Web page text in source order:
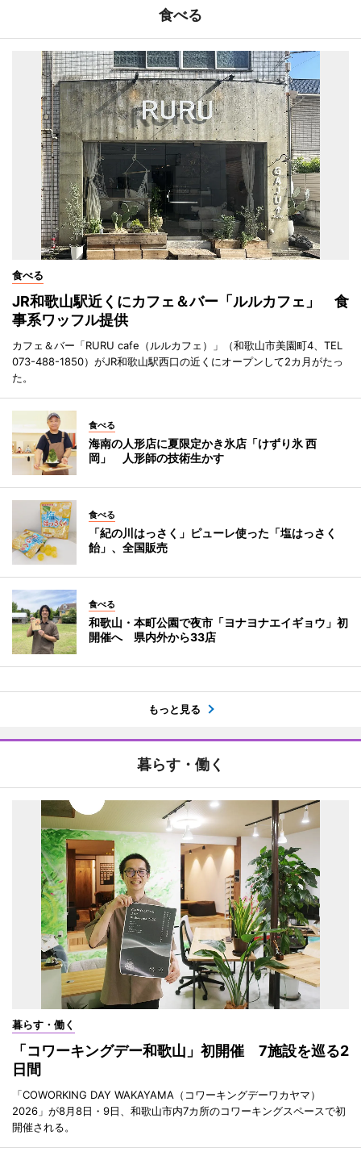
食べる
食べる
JR和歌山駅近くにカフェ＆バー「ルルカフェ」 食
事系ワッフル提供
カフェ＆バー「RURU cafe（ルルカフェ）」（和歌山市美園町4、TEL
073-488-1850）がJR和歌山駅西口の近くにオープンして2カ月がたっ
た。
食べる
海南の人形店に夏限定かき氷店「けずり氷 西
岡」 人形師の技術生かす
食べる
「紀の川はっさく」ピューレ使った「塩はっさく
飴」、全国販売
食べる
和歌山・本町公園で夜市「ヨナヨナエイギョウ」初
開催へ 県内外から33店
もっと見る
暮らす・働く
暮らす・働く
「コワーキングデー和歌山」初開催 7施設を巡る2
日間
「COWORKING DAY WAKAYAMA（コワーキングデーワカヤマ）
2026」が8月8日・9日、和歌山市内7カ所のコワーキングスペースで初
開催される。